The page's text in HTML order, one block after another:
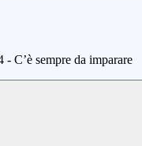
C’è sempre da imparare